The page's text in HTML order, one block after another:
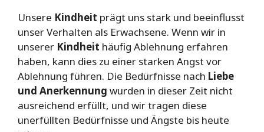
Unsere Kindheit prägt uns stark und beeinflusst
unser Verhalten als Erwachsene. Wenn wir in
unserer Kindheit häufig Ablehnung erfahren
haben, kann dies zu einer starken Angst vor
Ablehnung führen. Die Bedürfnisse nach Liebe
und Anerkennung wurden in dieser Zeit nicht
ausreichend erfüllt, und wir tragen diese
unerfüllten Bedürfnisse und Ängste bis heute